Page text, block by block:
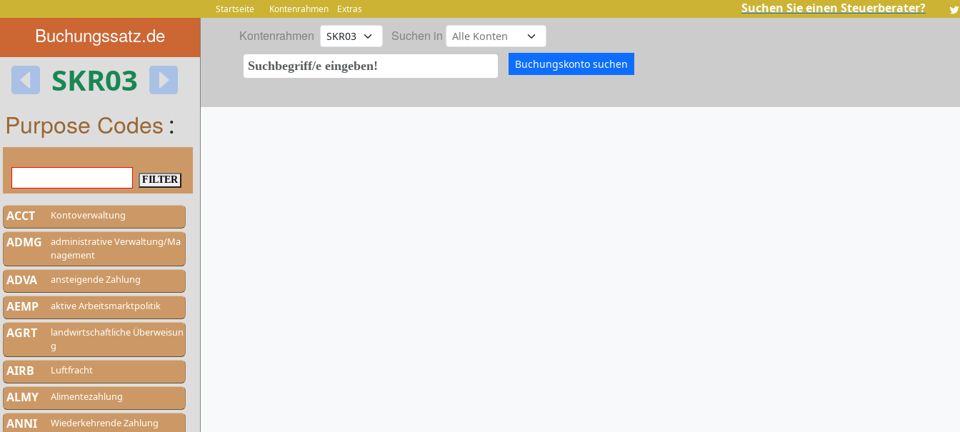
Startseite Kontenrahmen Extras Suchen Sie einen Steuerberater?
Buchungssatz.de
SKR03
Kontenrahmen Suchen in
Purpose Codes :
ACCT Kontoverwaltung
ADMG
administrative Verwaltung/Ma
nagement
ADVA ansteigende Zahlung
AEMP aktive Arbeitsmarktpolitik
AGRT
landwirtschaftliche Überweisun
g
AIRB Luftfracht
ALMY Alimentezahlung
ANNI Wiederkehrende Zahlung